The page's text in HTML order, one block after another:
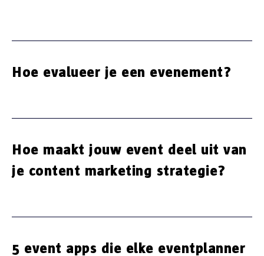
Hoe evalueer je een evenement?
Hoe maakt jouw event deel uit van
je content marketing strategie?
5 event apps die elke eventplanner